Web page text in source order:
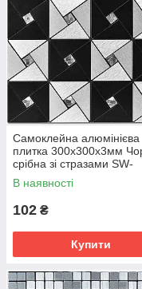
Самоклейна алюмінієва
плитка 300х300х3мм
срібна зі стразами SW-
00001773
В наявності
102 ₴
Купити